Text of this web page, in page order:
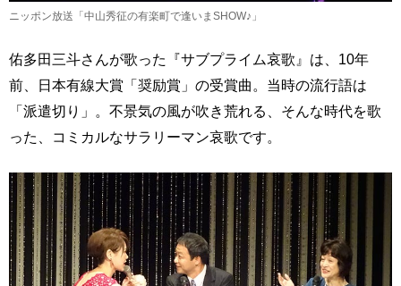
ニッポン放送「中山秀征の有楽町で逢いまSHOW♪」
佑多田三斗さんが歌った『サブプライム哀歌』は、10年
前、日本有線大賞「奨励賞」の受賞曲。当時の流行語は
「派遣切り」。不景気の風が吹き荒れる、そんな時代を歌
った、コミカルなサラリーマン哀歌です。